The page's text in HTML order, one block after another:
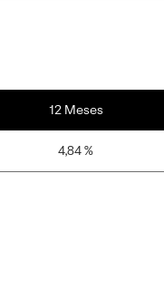
12 Meses
4,84 %